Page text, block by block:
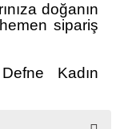
doğanın
sipariş
Kadın